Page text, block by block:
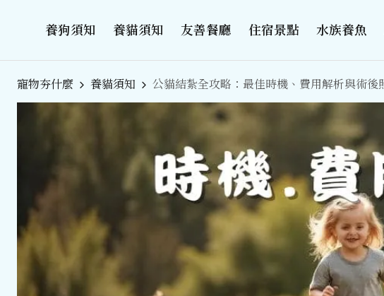
養狗須知 養貓須知 友善餐廳 住宿景點 水族養魚
寵物夯什麼 養貓須知 公貓結紮全攻略：最佳時機、費用解析與術後